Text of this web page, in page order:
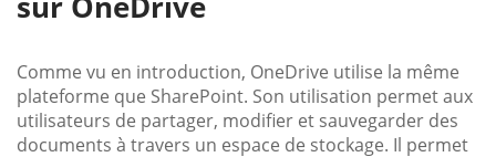
Comme vu en introduction, OneDrive utilise la même
plateforme que SharePoint. Son utilisation permet aux
utilisateurs de partager, modifier et sauvegarder des
documents à travers un espace de stockage. Il permet